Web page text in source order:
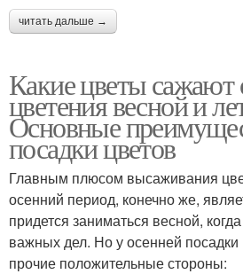
читать дальше →
Какие цветы сажают
цветения весной и
Основные
посадки цветов
Главным плюсом высаживания
осенний период, конечно же,
придется заниматься весной,
важных дел. Но у осенней
прочие положительные стороны: